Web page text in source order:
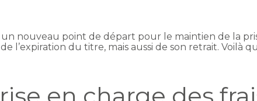
nouveau point de départ pour le maintien de la
l’expiration du titre, mais aussi de son retrait. Voilà